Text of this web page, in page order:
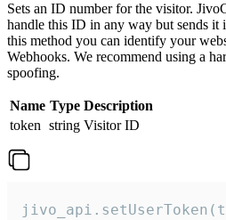
Sets an ID number for the visitor.
handle this ID in any way but sends it
this method you can identify your
Webhooks. We recommend using a
spoofing.
Name Type Description
token string Visitor ID